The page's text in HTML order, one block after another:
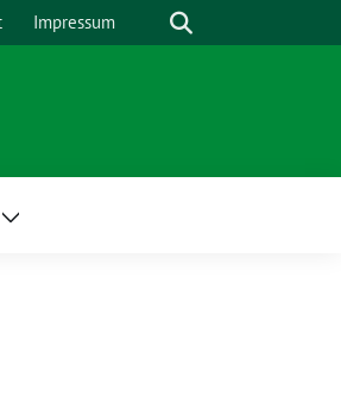
Impressum Suche
Zeige